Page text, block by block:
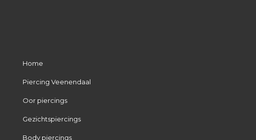
Home
Piercing Veenendaal
Oor piercings
Gezichtspiercings
Body piercings